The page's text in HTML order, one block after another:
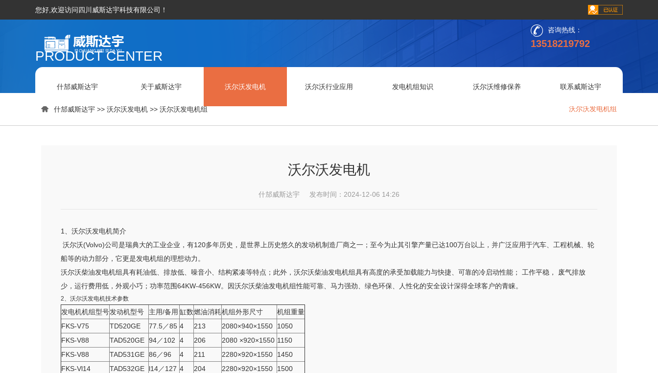
您好,欢迎访问四川威斯达宇科技有限公司！
咨询热线：
13518219792
什邡威斯达宇 关于威斯达宇 沃尔沃发电机 沃尔沃行业应用 发电机组知识 沃尔沃维修保养 联系威斯达宇
PRODUCT CENTER
 什邡威斯达宇 >> 沃尔沃发电机 >> 沃尔沃发电机组 沃尔沃发电机组
沃尔沃发电机
什邡威斯达宇 发布时间：2024-12-06 14:26
1、沃尔沃发电机简介
沃尔沃(Volvo)公司是瑞典大的工业企业，有120多年历史，是世界上历史悠久的发动机制造厂商之一；至今为止其引擎产量已达100万台以上，并广泛应用于汽车、工程机械、轮
船等的动力部分，它更是发电机组的理想动力。
沃尔沃柴油发电机组具有耗油低、排放低、噪音小、结构紧凑等特点；此外，沃尔沃柴油发电机组具有高度的承受加载能力与快捷、可靠的冷启动性能； 工作平稳， 废气排放
少，运行费用低，外观小巧；功率范围64KW-456KW。因沃尔沃柴油发电机组性能可靠、马力强劲、绿色环保、人性化的安全设计深得全球客户的青睐。
2、沃尔沃发电机技术参数
发电机机组型号发动机型号 主用/备用 缸数燃油消耗机组外形尺寸
机组重量
FKS-V75
TD520GE 77.5／85 4 213 2080×940×1550
1050
FKS-V88
TAD520GE 94／102 4 206 2080 ×920×1550 1150
FKS-V88
TAD531GE 86／96 4 211 2280×920×1550
1450
FKS-Vl14
TAD532GE l14／127 4 204 2280×920×1550
1500